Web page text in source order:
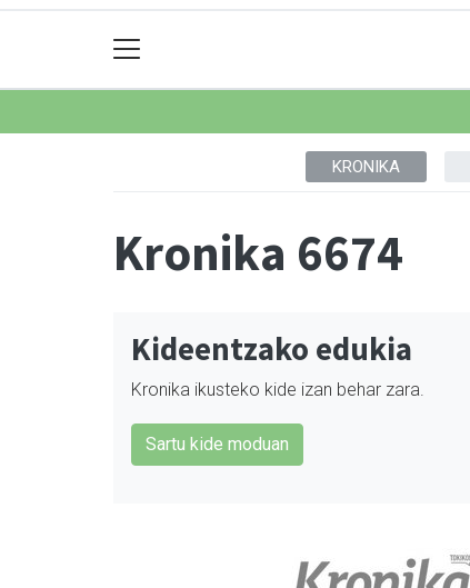
KRONIKA
Kronika 6674
Kideentzako edukia
Kronika ikusteko kide izan behar zara.
Sartu kide moduan